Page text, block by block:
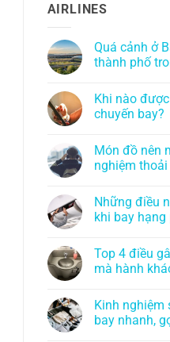
AIRLINES
Quá cảnh ở
thành phố
Khi nào
chuyến bay?
Món đồ nên
nghiệm
Những điều
khi bay hạng
Top 4 điều
mà hành
Kinh nghiệm
bay nhanh,